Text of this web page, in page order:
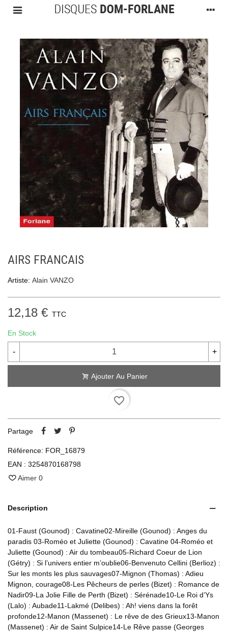
AIRS FRANCAIS
Artiste: Alain VANZO
12,18 € TTC
En Stock
- +
Ajouter Au Panier
favorite_border
Partage
Référence: FOR_16879
EAN : 3254870168798
Aimer 0
Description
01-Faust (Gounod) : Cavatine02-Mireille (Gounod) : Anges du
paradis 03-Roméo et Juliette (Gounod) : Cavatine 04-Roméo et
Juliette (Gounod) : Air du tombeau05-Richard Coeur de Lion
(Gétry) : Si l’univers entier m’oublie06-Benvenuto Cellini (Berlioz) :
Sur les monts les plus sauvages07-Mignon (Thomas) : Adieu
Mignon, courage08-Les Pêcheurs de perles (Bizet) : Romance de
Nadir09-La Jolie Fille de Perth (Bizet) : Sérénade10-Le Roi d’Ys
(Lalo) : Aubade11-Lakmé (Delibes) : Ah! viens dans la forêt
profonde12-Manon (Massenet) : Le rêve de des Grieux13-Manon
(Massenet) : Air de Saint Sulpice14-Le Rêve passe (Georges